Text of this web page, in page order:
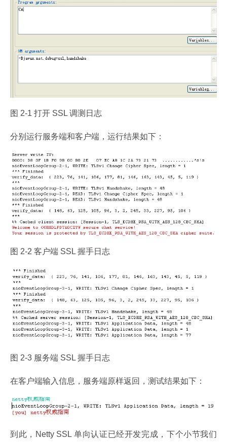
图 2-1 打开 SSL 调测日志
分别运行服务端和客户端，运行结果如下：
图 2-2 客户端 SSL 握手日志
图 2-3 服务端 SSL 握手日志
在客户端输入信息，服务端原样返回，测试结果如下：
到此，Netty SSL 单向认证已经开发完成，下个小节我们